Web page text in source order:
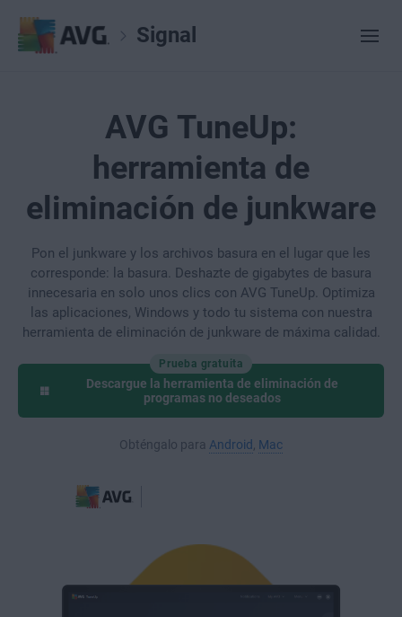
Signal
AVG TuneUp:
herramienta de
eliminación de junkware
Pon el junkware y los archivos basura en el lugar que les
corresponde: la basura. Deshazte de gigabytes de basura
innecesaria en solo unos clics con AVG TuneUp. Optimiza
las aplicaciones, Windows y todo tu sistema con nuestra
herramienta de eliminación de junkware de máxima calidad.
Prueba gratuita
Descargue la herramienta de eliminación de
programas no deseados
Obténgalo para Android Mac